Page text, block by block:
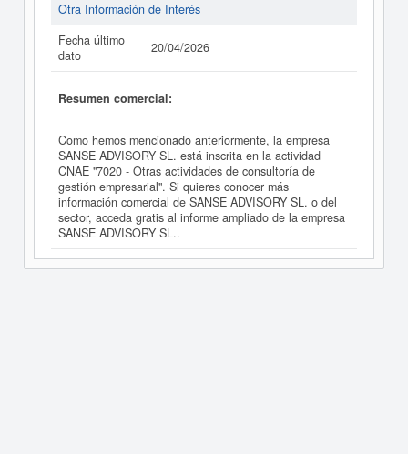
Otra Información de Interés
Fecha último
dato
20/04/2026
Resumen comercial:
Como hemos mencionado anteriormente, la empresa
SANSE ADVISORY SL. está inscrita en la actividad
CNAE "7020 - Otras actividades de consultoría de
gestión empresarial". Si quieres conocer más
información comercial de SANSE ADVISORY SL. o del
sector, acceda gratis al informe ampliado de la empresa
SANSE ADVISORY SL..